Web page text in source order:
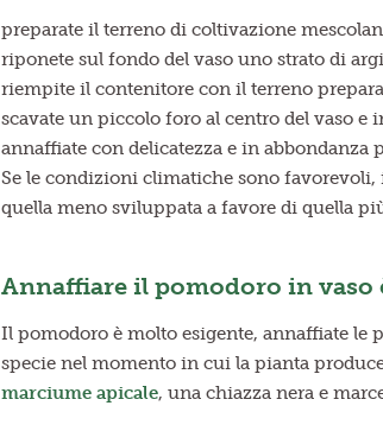
preparate il terreno di coltivazione
riponete sul fondo del vaso uno strato di
riempite il contenitore con il terreno
scavate un piccolo foro al centro del vaso
annaffiate con delicatezza e in abbondanza
Se le condizioni climatiche sono
quella meno sviluppata a favore di quella
Annaffiare il pomodoro in vaso
Il pomodoro è molto esigente, annaffiate le
specie nel momento in cui la pianta
marciume apicale, una chiazza nera e